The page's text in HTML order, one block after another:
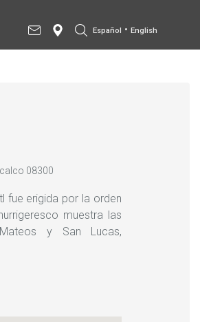
Español • English
08300
fue erigida por la orden
muestra las
y San Lucas,